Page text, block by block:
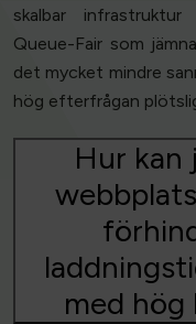
skalbar
Queue-Fair som
det mycket mindre
hög efterfrågan
Hur kan
med hög